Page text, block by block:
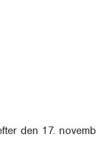
den 17.